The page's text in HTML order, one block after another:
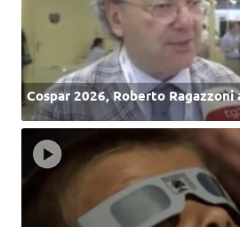
Cospar 2026, Roberto Ragazzoni